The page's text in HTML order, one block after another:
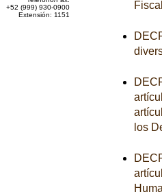
+52 (999) 930-0900
Extensión: 1151
los